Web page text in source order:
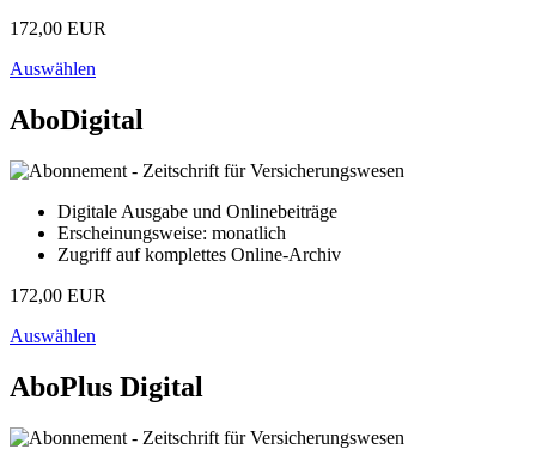
172,00 EUR
Auswählen
AboDigital
Digitale Ausgabe und Onlinebeiträge
Erscheinungsweise: monatlich
Zugriff auf komplettes Online-Archiv
172,00 EUR
Auswählen
AboPlus Digital